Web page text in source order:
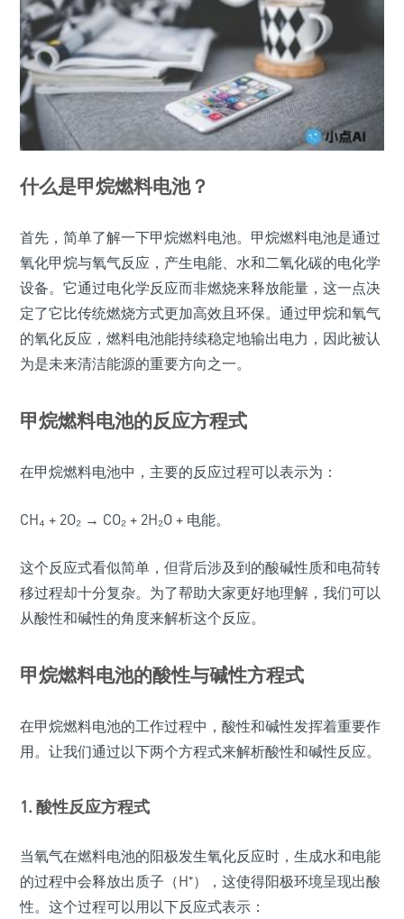
什么是甲烷燃料电池？
首先，简单了解一下甲烷燃料电池。甲烷燃料电池是通过
氧化甲烷与氧气反应，产生电能、水和二氧化碳的电化学
设备。它通过电化学反应而非燃烧来释放能量，这一点决
定了它比传统燃烧方式更加高效且环保。通过甲烷和氧气
的氧化反应，燃料电池能持续稳定地输出电力，因此被认
为是未来清洁能源的重要方向之一。
甲烷燃料电池的反应方程式
在甲烷燃料电池中，主要的反应过程可以表示为：
CH₄ + 2O₂ → CO₂ + 2H₂O + 电能。
这个反应式看似简单，但背后涉及到的酸碱性质和电荷转
移过程却十分复杂。为了帮助大家更好地理解，我们可以
从酸性和碱性的角度来解析这个反应。
甲烷燃料电池的酸性与碱性方程式
在甲烷燃料电池的工作过程中，酸性和碱性发挥着重要作
用。让我们通过以下两个方程式来解析酸性和碱性反应。
1. 酸性反应方程式
当氧气在燃料电池的阳极发生氧化反应时，生成水和电能
的过程中会释放出质子（H⁺），这使得阳极环境呈现出酸
性。这个过程可以用以下反应式表示：